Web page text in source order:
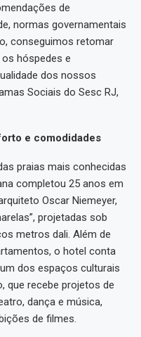
de
normas governamentais
conseguimos retomar
hóspedes e
dos nossos
Sociais do Sesc RJ,
e comodidades
praias mais conhecidas
completou 25 anos em
Oscar Niemeyer,
projetadas sob
metros dali. Além de
o hotel conta
dos espaços culturais
que recebe projetos de
dança e música,
de filmes.